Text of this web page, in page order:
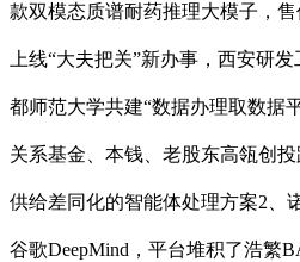
款双模态质谱耐药推理大模子，
上线“大夫把关”新办事，西安研
都师范大学共建“数据办理取数据
关系基金、本钱、老股东高瓴创
供给差同化的智能体处理方案2、
谷歌DeepMind，平台堆积了浩繁